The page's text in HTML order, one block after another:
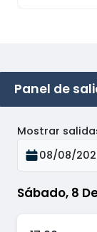
Panel de
Sábado, 8
Mostrar
08/08/